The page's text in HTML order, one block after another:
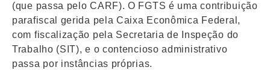
(que passa pelo CARF). O FGTS é uma contribuição
parafiscal gerida pela Caixa Econômica Federal,
com fiscalização pela Secretaria de Inspeção do
Trabalho (SIT), e o contencioso administrativo
passa por instâncias próprias.